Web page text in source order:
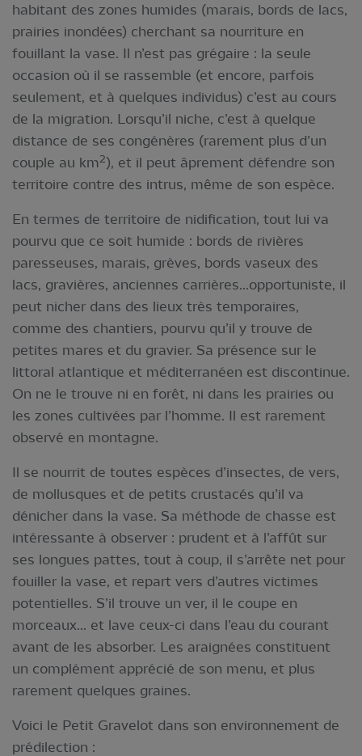
habitant des zones humides (marais, bords de lacs,
prairies inondées) cherchant sa nourriture en
fouillant la vase. Il n’est pas grégaire : la seule
occasion où il se rassemble (et encore, parfois
seulement, et à quelques individus) c’est au cours
de la migration. Lorsqu’il niche, c’est à quelque
distance de ses congénères (rarement plus d’un
couple au km2), et il peut âprement défendre son
territoire contre des intrus, même de son espèce.
En termes de territoire de nidification, tout lui va
pourvu que ce soit humide : bords de rivières
paresseuses, marais, grèves, bords vaseux des
lacs, gravières, anciennes carrières...opportuniste, il
peut nicher dans des lieux très temporaires,
comme des chantiers, pourvu qu’il y trouve de
petites mares et du gravier. Sa présence sur le
littoral atlantique et méditerranéen est discontinue.
On ne le trouve ni en forêt, ni dans les prairies ou
les zones cultivées par l’homme. Il est rarement
observé en montagne.
Il se nourrit de toutes espèces d’insectes, de vers,
de mollusques et de petits crustacés qu’il va
dénicher dans la vase. Sa méthode de chasse est
intéressante à observer : prudent et à l’affût sur
ses longues pattes, tout à coup, il s’arrête net pour
fouiller la vase, et repart vers d’autres victimes
potentielles. S’il trouve un ver, il le coupe en
morceaux... et lave ceux-ci dans l’eau du courant
avant de les absorber. Les araignées constituent
un complément apprécié de son menu, et plus
rarement quelques graines.
Voici le Petit Gravelot dans son environnement de
prédilection :